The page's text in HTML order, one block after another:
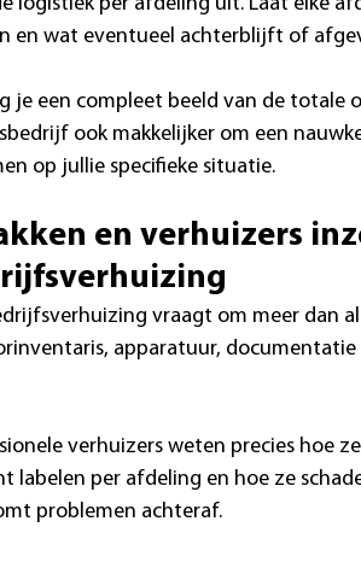
logistiek per afdeling uit. Laat elke
en wat eventueel achterblijft of
je een compleet beeld van de
ook makkelijker om een
op jullie specifieke situatie.
en verhuizers
vraagt om meer dan
apparatuur,
verhuizers weten precies hoe
labelen per afdeling en hoe ze
problemen achteraf.